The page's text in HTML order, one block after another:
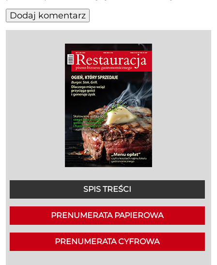
SPIS TREŚCI
PRENUMERATA PAPIEROWA
PRENUMERATA CYFROWA